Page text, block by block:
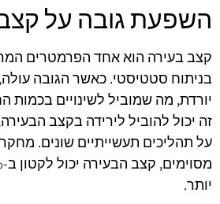
השפעת גובה על
קצב בעירה הוא אחד הפרמטרים
בניתוח סטטיסטי. כאשר הגובה עולה,
יורדת, מה שמוביל לשינויים בכמות
זה יכול להוביל לירידה בקצב
על תהליכים תעשייתיים שונים.
יותר.